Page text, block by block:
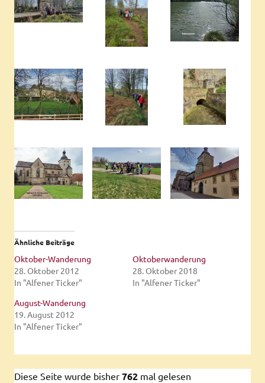
Ähnliche Beiträge
Oktober-Wanderung
28. Oktober 2012
In "Alfener Ticker"
Oktoberwanderung
28. Oktober 2018
In "Alfener Ticker"
August-Wanderung
19. August 2012
In "Alfener Ticker"
Diese Seite wurde bisher 762 mal gelesen